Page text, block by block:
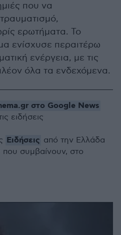
που να
ερωτήματα. Το
ενίσχυσε περαιτέρω
ενέργεια, με τις
όλα τα ενδεχόμενα.
στο Google News
ειδήσεις
Ειδήσεις από την Ελλάδα
που συμβαίνουν, στο